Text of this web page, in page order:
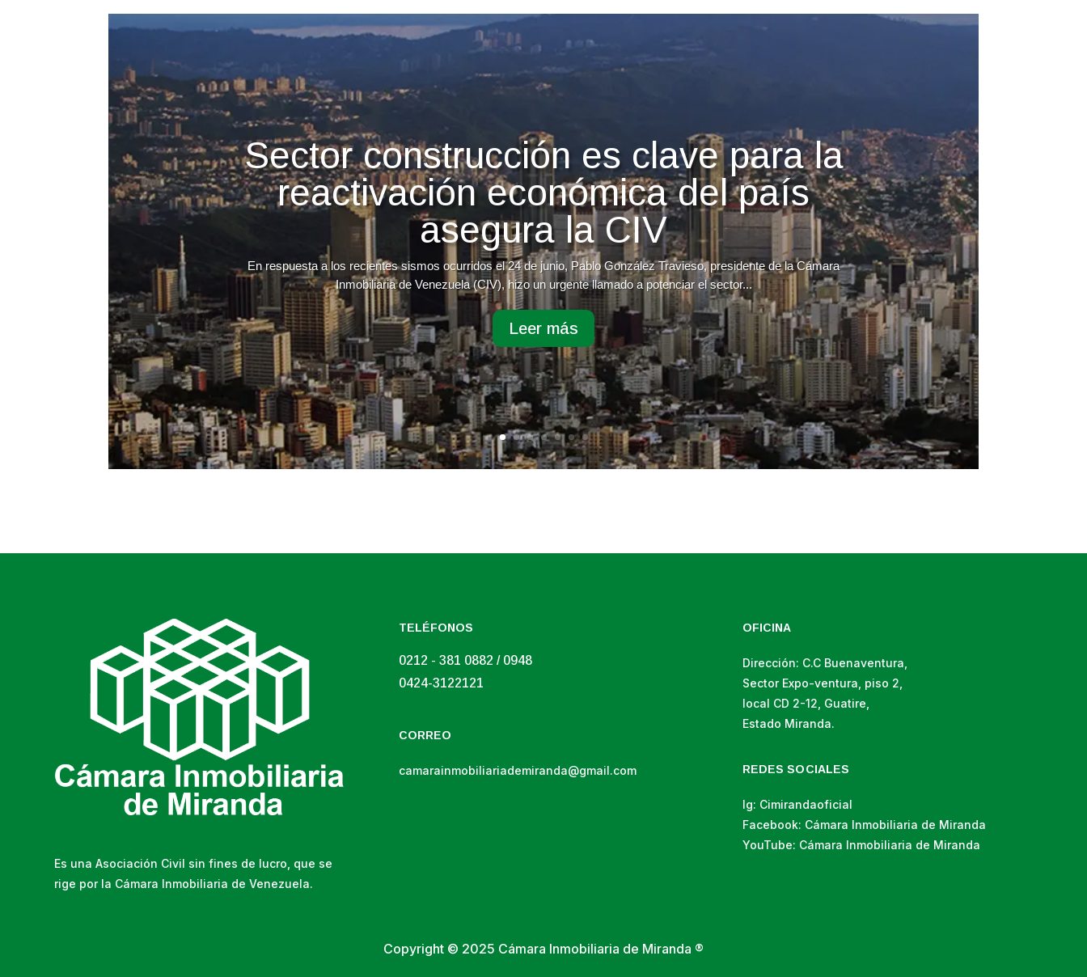
Sector construcción es clave para la
reactivación económica del país
asegura la CIV
En respuesta a los recientes sismos ocurridos el 24 de junio, Pablo González Travieso, presidente de la Cámara
Inmobiliaria de Venezuela (CIV), hizo un urgente llamado a potenciar el sector...
Leer más
Es una Asociación Civil sin fines de lucro, que se
rige por la Cámara Inmobiliaria de Venezuela.
TELÉFONOS
0212 - 381 0882 / 0948
0424-3122121
CORREO
camarainmobiliariademiranda@gmail.com
OFICINA
Dirección: C.C Buenaventura,
Sector Expo-ventura, piso 2,
local CD 2-12, Guatire,
Estado Miranda.
REDES SOCIALES
Ig: Cimirandaoficial
Facebook: Cámara Inmobiliaria de Miranda
YouTube: Cámara Inmobiliaria de Miranda
Copyright © 2025 Cámara Inmobiliaria de Miranda ®